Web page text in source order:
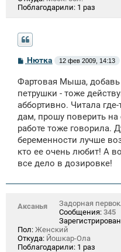
Поблагодарили: 1 раз
С
о
б
щ
н
и
Нютка 12 фев 2009, 14:13
Фартовая Мыша, добавь
петрушки - тоже
аббортивно. Читала
дам, прошу поверить
работе тоже говорила.
беременности лучше
кто ее очень любит! А
все дело в дозировке!
Аксанья
Задорная
Сообщения: 345
Пол: Женский
Откуда: Йошкар-Ола
Поблагодарили: 1 раз